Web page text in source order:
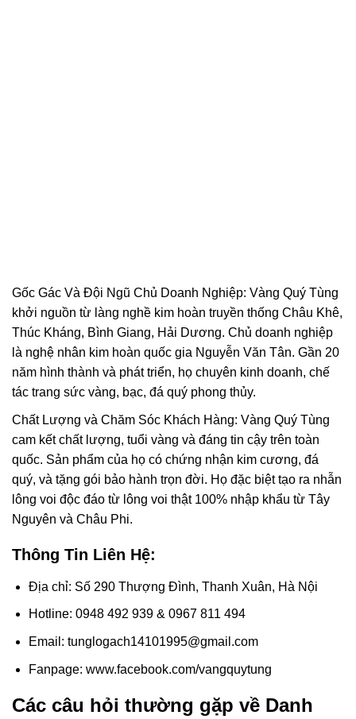
Gốc Gác Và Đội Ngũ Chủ Doanh Nghiệp: Vàng Quý Tùng
khởi nguồn từ làng nghề kim hoàn truyền thống Châu Khê,
Thúc Kháng, Bình Giang, Hải Dương. Chủ doanh nghiệp
là nghệ nhân kim hoàn quốc gia Nguyễn Văn Tân. Gần 20
năm hình thành và phát triển, họ chuyên kinh doanh, chế
tác trang sức vàng, bạc, đá quý phong thủy.
Chất Lượng và Chăm Sóc Khách Hàng: Vàng Quý Tùng
cam kết chất lượng, tuổi vàng và đáng tin cậy trên toàn
quốc. Sản phẩm của họ có chứng nhận kim cương, đá
quý, và tặng gói bảo hành trọn đời. Họ đặc biệt tạo ra nhẫn
lông voi độc đáo từ lông voi thật 100% nhập khẩu từ Tây
Nguyên và Châu Phi.
Thông Tin Liên Hệ:
Địa chỉ: Số 290 Thượng Đình, Thanh Xuân, Hà Nội
Hotline: 0948 492 939 & 0967 811 494
Email: tunglogach14101995@gmail.com
Fanpage: www.facebook.com/vangquytung
Các câu hỏi thường gặp về Danh